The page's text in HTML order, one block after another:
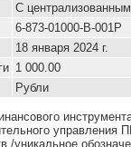
С
6-873-01000-B-001P
18 января 2024 г.
1 000.00
Рубли
/уникальное